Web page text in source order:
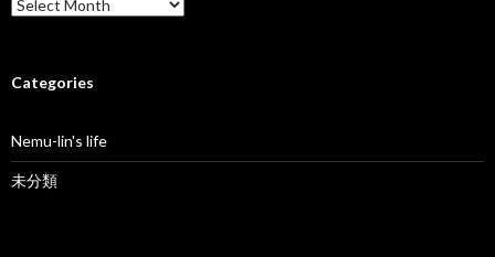
r
i
s
Categories
Nemu-lin's life
未分類